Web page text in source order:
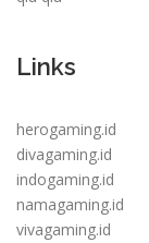
Links
herogaming.id
divagaming.id
indogaming.id
namagaming.id
vivagaming.id